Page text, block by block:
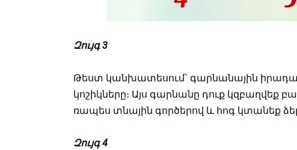
Զույգ 3
Թեստ կանխատեսում` գարնանային
կոշիկները։ Այս գարնանը դուք կզբաղվեք
ռապես տնային գործերով և հոգ կտանեք
Զույգ 4